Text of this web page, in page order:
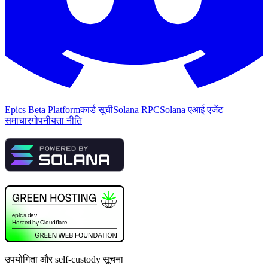
Epics Beta Platformकार्ड सूचीSolana RPCSolana एआई एजेंट
समाचारगोपनीयता नीति
उपयोगिता और self-custody सूचना